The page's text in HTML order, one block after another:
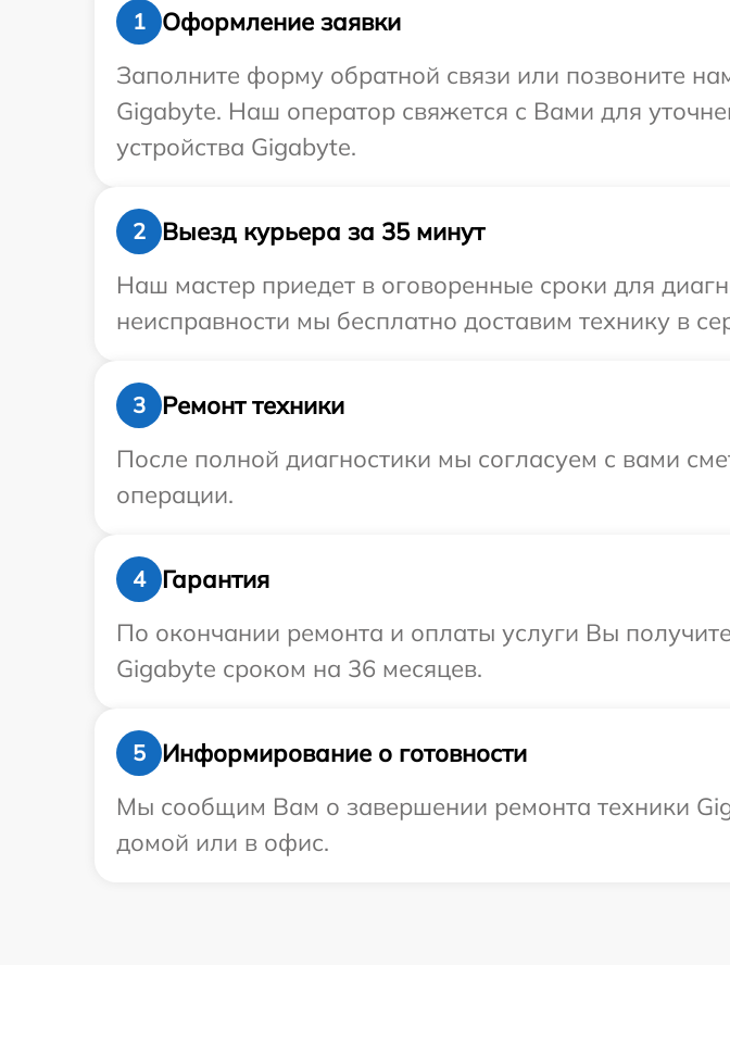
1
Оформление заявки
Заполните форму обратной связи или позвоните
Gigabyte. Наш оператор свяжется с Вами для
устройства Gigabyte.
2
Выезд курьера за 35 минут
Наш мастер приедет в оговоренные сроки для
неисправности мы бесплатно доставим технику в
3
Ремонт техники
После полной диагностики мы согласуем с вами
операции.
4
Гарантия
По окончании ремонта и оплаты услуги Вы
Gigabyte сроком на 36 месяцев.
5
Информирование о готовности
Мы сообщим Вам о завершении ремонта техники
домой или в офис.